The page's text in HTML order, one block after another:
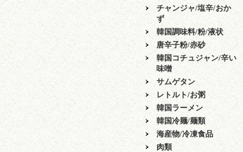
チャンジャ/塩辛/おか
ず
韓国調味料/粉/液状
唐辛子粉/赤砂
韓国コチュジャン/辛い
味噌
サムゲタン
レトルト/お粥
韓国ラーメン
韓国冷麺/麺類
海産物/冷凍食品
肉類